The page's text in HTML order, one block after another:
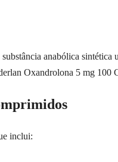
anabólica sintética
Oxandrolona 5 mg 100
inclui: